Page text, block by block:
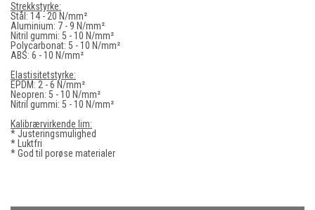
Strekkstyrke:
Stål: 14 - 20 N/mm²
Aluminium: 7 - 9 N/mm²
Nitril gummi: 5 - 10 N/mm²
Polycarbonat: 5 - 10 N/mm²
ABS: 6 - 10 N/mm²
Elastisitetstyrke:
EPDM: 2 - 6 N/mm²
Neopren: 5 - 10 N/mm²
Nitril gummi: 5 - 10 N/mm²
Kalibrærvirkende lim:
* Justeringsmulighed
* Luktfri
* God til porøse materialer